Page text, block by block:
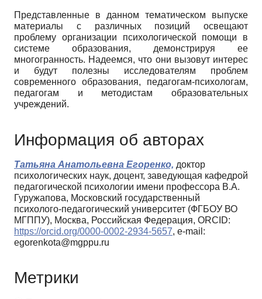
Представленные в данном тематическом выпуске
материалы с различных позиций освещают
проблему организации психологической помощи в
системе образования, демонстрируя ее
многогранность. Надеемся, что они вызовут интерес
и будут полезны исследователям проблем
современного образования, педагогам-психологам,
педагогам и методистам образовательных
учреждений.
Информация об авторах
Татьяна Анатольевна Егоренко, доктор
психологических наук, доцент, заведующая кафедрой
педагогической психологии имени профессора В.А.
Гуружапова, Московский государственный
психолого-педагогический университет (ФГБОУ ВО
МГППУ), Москва, Российская Федерация, ORCID:
https://orcid.org/0000-0002-2934-5657, e-mail:
egorenkota@mgppu.ru
Метрики